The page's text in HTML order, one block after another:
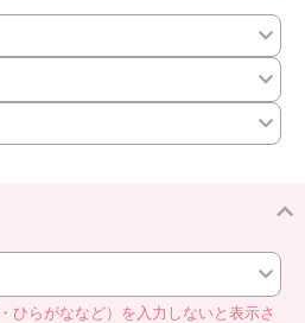
ひらがななど）を入力しないと表示さ